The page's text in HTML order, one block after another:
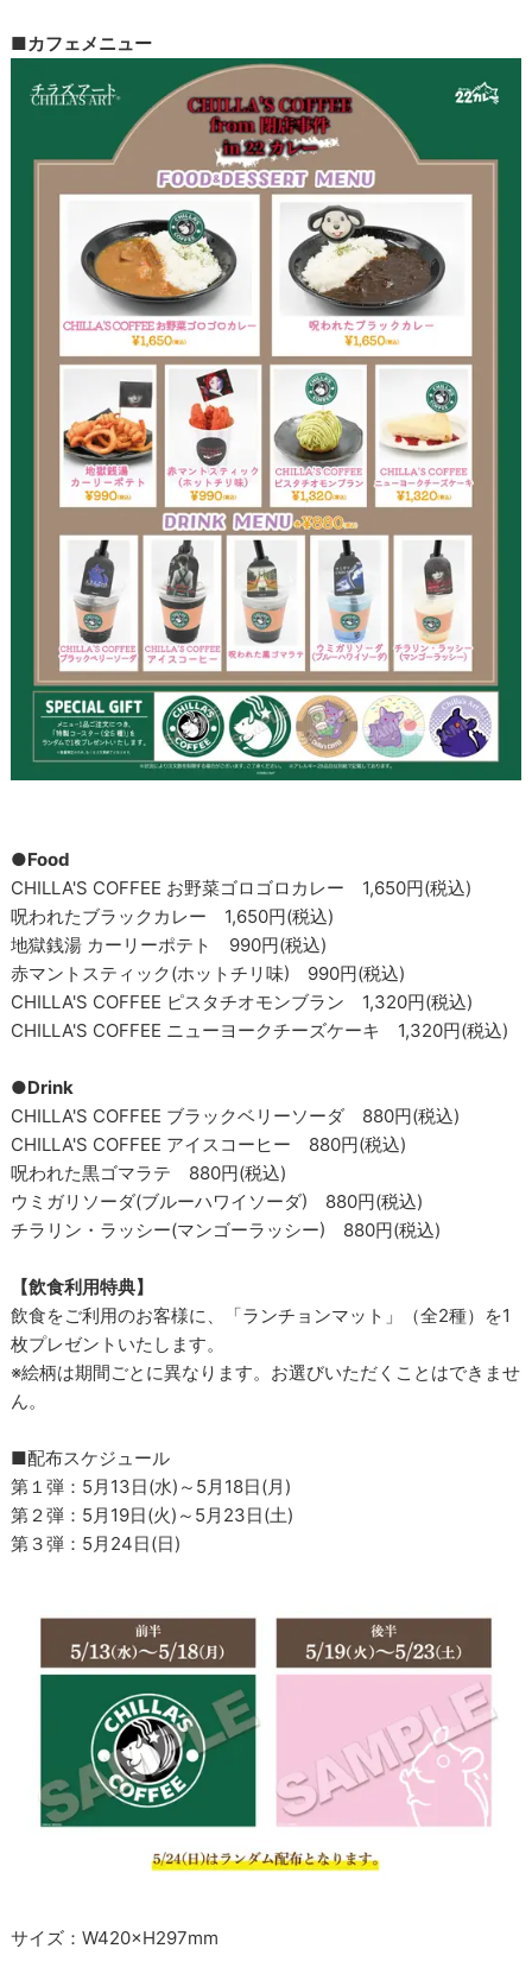
■カフェメニュー
●Food
CHILLA'S COFFEE お野菜ゴロゴロカレー 1,650円(税込)
呪われたブラックカレー 1,650円(税込)
地獄銭湯 カーリーポテト 990円(税込)
赤マントスティック(ホットチリ味) 990円(税込)
CHILLA'S COFFEE ピスタチオモンブラン 1,320円(税込)
CHILLA'S COFFEE ニューヨークチーズケーキ 1,320円(税込)
●Drink
CHILLA'S COFFEE ブラックベリーソーダ 880円(税込)
CHILLA'S COFFEE アイスコーヒー 880円(税込)
呪われた黒ゴマラテ 880円(税込)
ウミガリソーダ(ブルーハワイソーダ) 880円(税込)
チラリン・ラッシー(マンゴーラッシー) 880円(税込)
【飲食利用特典】
飲食をご利用のお客様に、「ランチョンマット」（全2種）を1
枚プレゼントいたします。
※絵柄は期間ごとに異なります。お選びいただくことはできませ
ん。
■配布スケジュール
第１弾：5月13日(水)～5月18日(月)
第２弾：5月19日(火)～5月23日(土)
第３弾：5月24日(日)
サイズ：W420×H297mm